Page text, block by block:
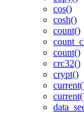
cos()
cosh()
count()
count()
crc32()
crypt()